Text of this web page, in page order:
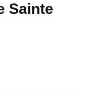
Sainte